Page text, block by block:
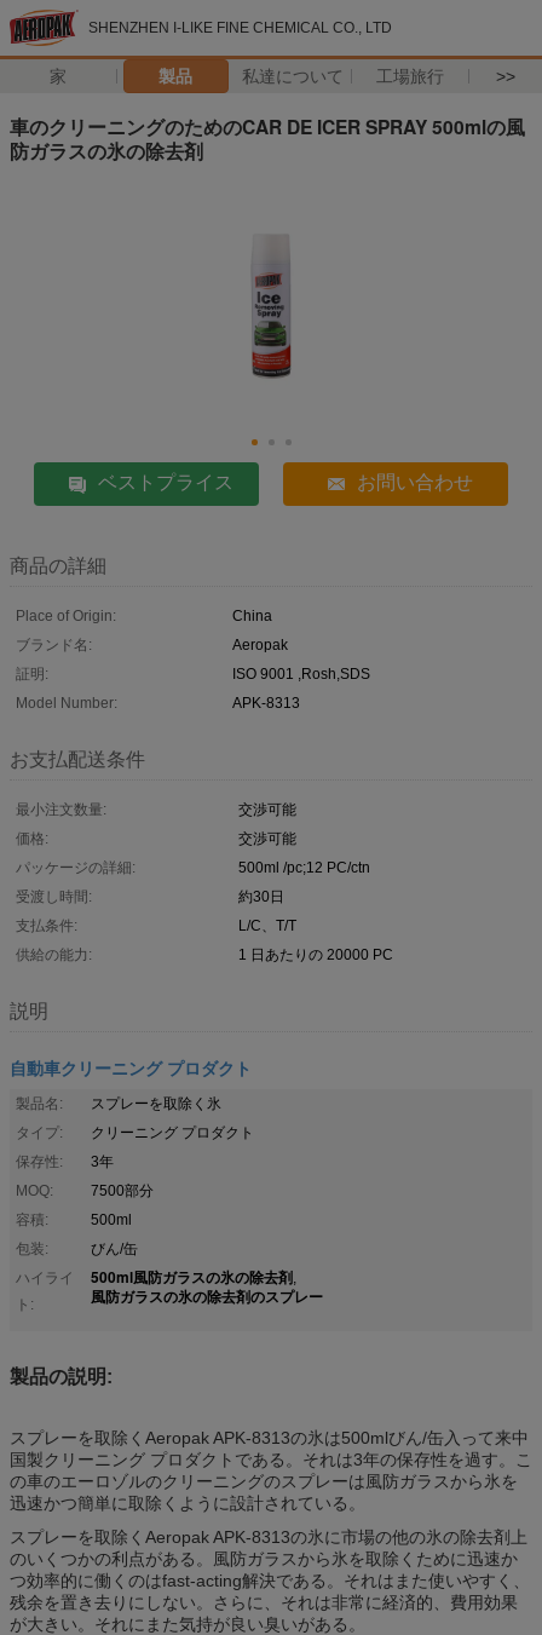
SHENZHEN I-LIKE FINE CHEMICAL CO., LTD
家 製品 私達について 工場旅行 >>
車のクリーニングのためのCAR DE ICER SPRAY 500mlの風
防ガラスの氷の除去剤
ベストプライス お問い合わせ
商品の詳細
Place of Origin:
China
ブランド名:
Aeropak
証明:
ISO 9001 ,Rosh,SDS
Model Number:
APK-8313
お支払配送条件
最小注文数量:
交渉可能
価格:
交渉可能
パッケージの詳細:
500ml /pc;12 PC/ctn
受渡し時間:
約30日
支払条件:
L/C、T/T
供給の能力:
1 日あたりの 20000 PC
説明
自動車クリーニング プロダクト
製品名:
スプレーを取除く氷
タイプ:
クリーニング プロダクト
保存性:
3年
MOQ:
7500部分
容積:
500ml
包装:
びん/缶
ハイライ
ト:
500ml風防ガラスの氷の除去剤,
風防ガラスの氷の除去剤のスプレー
製品の説明:
スプレーを取除くAeropak APK-8313の氷は500mlびん/缶入って来中
国製クリーニング プロダクトである。それは3年の保存性を過す。こ
の車のエーロゾルのクリーニングのスプレーは風防ガラスから氷を
迅速かつ簡単に取除くように設計されている。
スプレーを取除くAeropak APK-8313の氷に市場の他の氷の除去剤上
のいくつかの利点がある。風防ガラスから氷を取除くために迅速か
つ効率的に働くのはfast-acting解決である。それはまた使いやすく、
残余を置き去りにしない。さらに、それは非常に経済的、費用効果
が大きい。それにまた気持が良い臭いがある。